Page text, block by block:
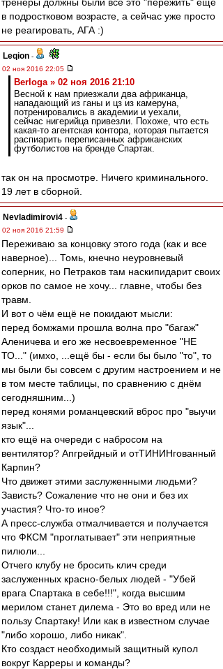
в подростковом возрасте, а сейчас уже просто
не реагировать, АГА :)
Leqion -
02 ноя 2016 22:05
Berloga » 02 ноя 2016 21:10
Весной к нам приезжали два африканца,
нападающий из ганы и цз из камеруна,
потренировались в академии и уехали,
сейчас нигерийца привезли. Похоже, что есть
какая-то агентская контора, которая пытается
распиарить переписанных африканских
футболистов на бренде Спартак.
так он на просмотре. Ничего криминального.
19 лет в сборной.
Nevladimirovi4 -
02 ноя 2016 21:59
Переживаю за концовку этого года (как и все
наверное)... Томь, кнечно неуровневый
соперник, но Петраков там наскипидарит своих
орков по самое не хочу... главне, чтобы без
травм.
И вот о чём ещё не покидают мысли:
перед бомжами прошла волна про "багаж"
Аленичева и его же несвоевременное "НЕ
ТО..." (имхо, ...ещё бы - если бы было "то", то
мы были бы совсем с другим настроением и не
в том месте таблицы, по сравнению с днём
сегодняшним...)
перед конями романцевский вброс про "выучи
язык"...
кто ещё на очереди с набросом на
вентилятор? Апгрейдный и отТИНИНгованный
Карпин?
Что движет этими заслуженными людьми?
Зависть? Сожаление что не они и без их
участия? Что-то иное?
А пресс-служба отмалчивается и получается
что ФКСМ "проглатывает" эти неприятные
пилюли...
Отчего клубу не бросить клич среди
заслуженных красно-белых людей - "Убей
врага Спартака в себе!!!", когда высшим
мерилом станет дилема - Это во вред или не
пользу Спартаку! Или как в известном случае
"либо хорошо, либо никак".
Кто создаст необходимый защитный купол
вокруг Карреры и команды?